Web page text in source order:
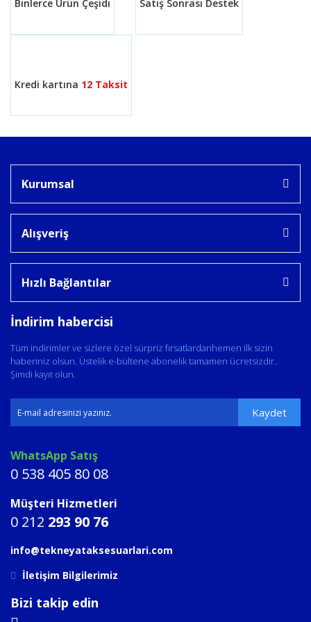
Binlerce Ürün Çeşidi Satış Sonrası Destek
Kredi kartına 12 Taksit
Kurumsal
Alışveriş
Hızlı Bağlantılar
İndirim habercisi
Tüm indirimler ve sizlere özel sürpriz fırsatlardanhemen ilk sizin
haberiniz olsun. Üstelik e-bültene abonelik tamamen ücretsizdir..
Şimdi kayıt olun.
Kaydet
WhatsApp Satış
0 538 405 80 08
Müşteri Hizmetleri
0 212 293 90 76
info@tekneyataksesuarlari.com
İletişim Bilgilerimiz
Bizi takip edin